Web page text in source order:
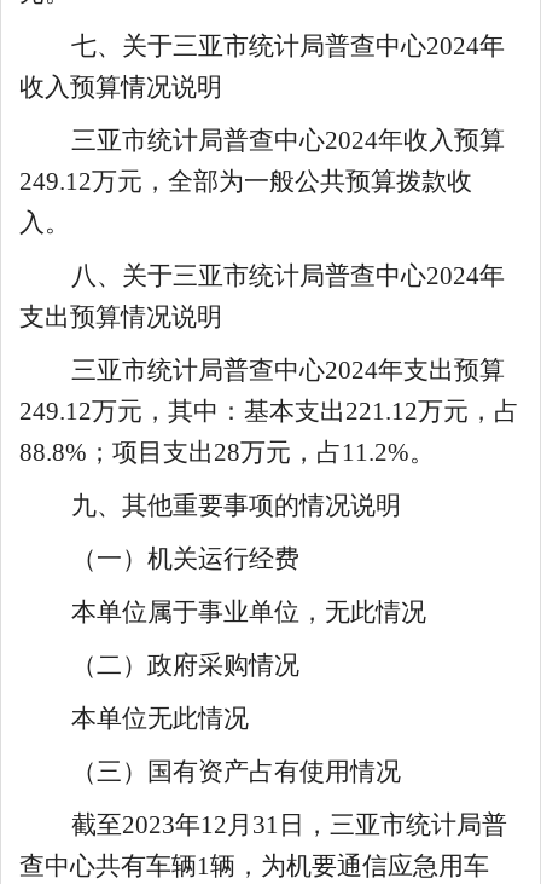
七、关于三亚市统计局普查中心2024年
收入预算情况说明
三亚市统计局普查中心2024年收入预算
249.12万元，全部为一般公共预算拨款收
入。
八 、关于三亚市统计局普查中心2024年
支出预算情况说明
三亚市统计局普查中心2024年支出预算
249.12万元，其中：基本支出221.12万元，占
88.8%；项目支出28万元，占11.2%。
九、其他重要事项的情况说明
（一）机关运行经费
本单位属于事业单位，无此情况
（二） 政府采购情况
本单位无此情况
（三 ）国有资产占有使用情况
截至2023年12月31日， 三亚市统计局普
查中心共有车辆1辆，为机要通信应急用车